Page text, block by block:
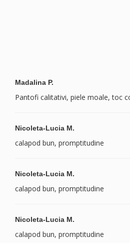
Madalina P.
Pantofi calitativi, piele moale, toc
Nicoleta-Lucia M.
calapod bun, promptitudine
Nicoleta-Lucia M.
calapod bun, promptitudine
Nicoleta-Lucia M.
calapod bun, promptitudine